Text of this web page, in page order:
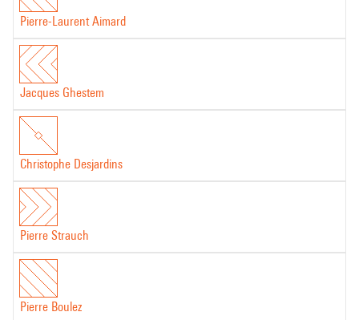
Pierre-Laurent Aimard
Jacques Ghestem
Christophe Desjardins
Pierre Strauch
Pierre Boulez